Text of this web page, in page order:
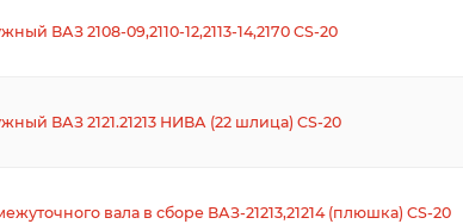
ВАЗ 2108-09,2110-12,2113-14,2170 CS-20
ВАЗ 2121.21213 НИВА (22 шлица) CS-20
вала в сборе ВАЗ-21213,21214 (плюшка) CS-20